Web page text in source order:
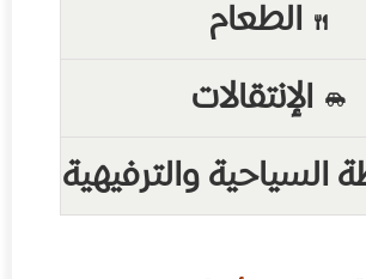
الطعام
الإنتقالات
السياحية والترفيهية